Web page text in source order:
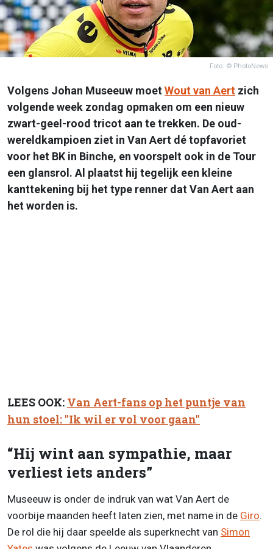
Foto: © PhotoNews
Volgens Johan Museeuw moetWout van Aert zich
volgende week zondag opmaken om een nieuw
zwart-geel-rood tricot aan te trekken. De oud-
wereldkampioen ziet in Van Aert dé topfavoriet
voor het BK in Binche, en voorspelt ook in de Tour
een glansrol. Al plaatst hij tegelijk een kleine
kanttekening bij het type renner dat Van Aert aan
het worden is.
LEES OOK: Van Aert-fans op het puntje van
hun stoel: "Ik wil er vol voor gaan"
“Hij wint aan sympathie, maar
verliest iets anders”
Museeuw is onder de indruk van wat Van Aert de
voorbije maanden heeft laten zien, met name in de Giro.
De rol die hij daar speelde als superknecht van Simon